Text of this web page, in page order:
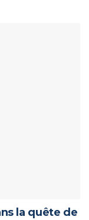
la quête de